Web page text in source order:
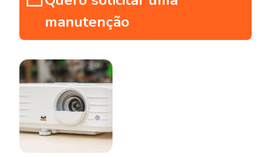
manutenção